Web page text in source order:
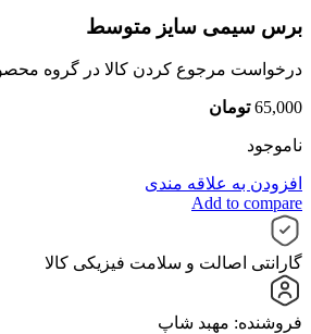
برس سیمی سایز متوسط
درخواست مرجوع کردن کالا در گروه
65,000 تومان
ناموجود
افزودن به علاقه مندی
Add to compare
گارانتی اصالت و سلامت فیزیکی کالا
فروشنده: مهبد شاپ